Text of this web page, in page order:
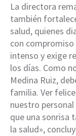
La directora
también
salud, quienes
con
intenso y exige
los días. Como
Medina Ruiz,
familia. Ver
nuestro
que una sonrisa
la salud»,